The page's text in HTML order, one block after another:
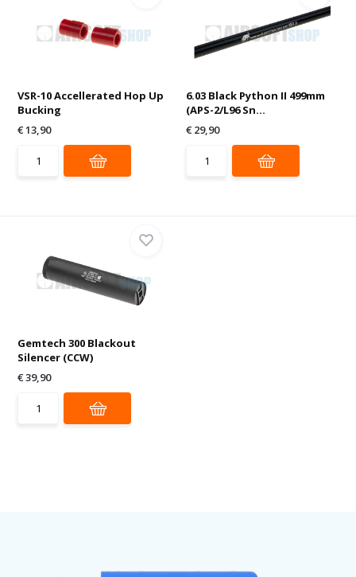
VSR-10 Accellerated Hop Up
Bucking
€ 13,90
6.03 Black Python II 499mm
(APS-2/L96 Sn...
€ 29,90
Gemtech 300 Blackout
Silencer (CCW)
€ 39,90